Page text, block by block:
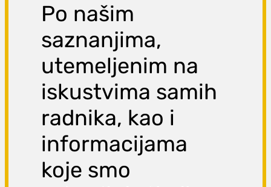
Po našim
saznanjima,
utemeljenim na
iskustvima samih
radnika, kao i
informacijama
koje smo